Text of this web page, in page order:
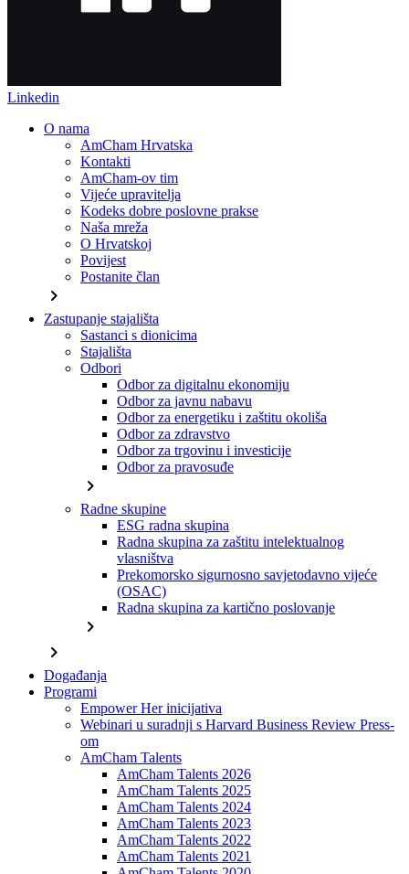
Linkedin
O nama
AmCham Hrvatska
Kontakti
AmCham-ov tim
Vijeće upravitelja
Kodeks dobre poslovne prakse
Naša mreža
O Hrvatskoj
Povijest
Postanite član
chevron_right
Zastupanje stajališta
Sastanci s dionicima
Stajališta
Odbori
Odbor za digitalnu ekonomiju
Odbor za javnu nabavu
Odbor za energetiku i zaštitu okoliša
Odbor za zdravstvo
Odbor za trgovinu i investicije
Odbor za pravosuđe
chevron_right
Radne skupine
ESG radna skupina
Radna skupina za zaštitu intelektualnog
vlasništva
Prekomorsko sigurnosno savjetodavno vijeće
(OSAC)
Radna skupina za kartično poslovanje
chevron_right
chevron_right
Događanja
Programi
Empower Her inicijativa
Webinari u suradnji s Harvard Business Review Press-
om
AmCham Talents
AmCham Talents 2026
AmCham Talents 2025
AmCham Talents 2024
AmCham Talents 2023
AmCham Talents 2022
AmCham Talents 2021